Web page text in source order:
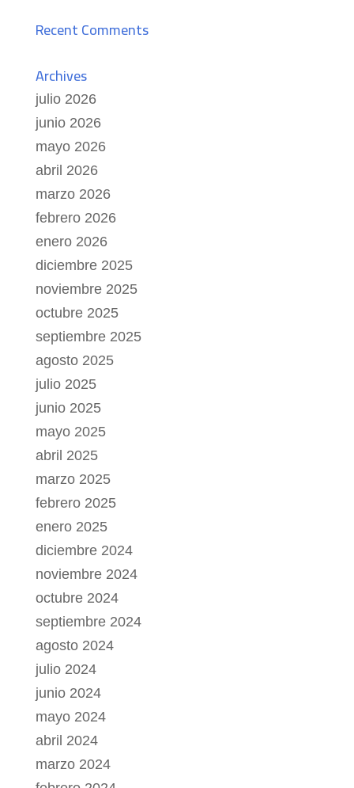
Recent Comments
Archives
julio 2026
junio 2026
mayo 2026
abril 2026
marzo 2026
febrero 2026
enero 2026
diciembre 2025
noviembre 2025
octubre 2025
septiembre 2025
agosto 2025
julio 2025
junio 2025
mayo 2025
abril 2025
marzo 2025
febrero 2025
enero 2025
diciembre 2024
noviembre 2024
octubre 2024
septiembre 2024
agosto 2024
julio 2024
junio 2024
mayo 2024
abril 2024
marzo 2024